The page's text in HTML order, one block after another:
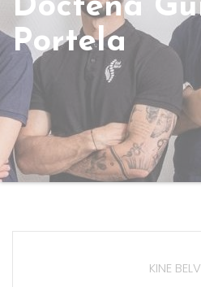
Doctena
Portela
KINE